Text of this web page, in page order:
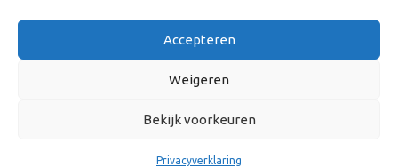
Accepteren
Weigeren
Bekijk voorkeuren
Privacyverklaring
12.00 tot 12.45 uur afsluitende lunch
Wil je hierbij aanwezig zijn,meld je dan hier aan! Dit
kan tot 2 december 2024.